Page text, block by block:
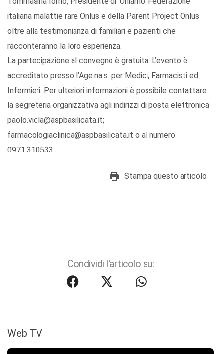
italiana malattie rare Onlus e della Parent Project Onlus
oltre alla testimonianza di familiari e pazienti che
racconteranno la loro esperienza.
La partecipazione al convegno è gratuita. L’evento è
accreditato presso l’Age.na.s per Medici, Farmacisti ed
Infermieri. Per ulteriori informazioni è possibile contattare
la segreteria organizzativa agli indirizzi di posta elettronica
paolo.viola@aspbasilicata.it;
farmacologiaclinica@aspbasilicata.it o al numero
0971.310533.
Stampa questo articolo
Condividi l'articolo su:
Web TV